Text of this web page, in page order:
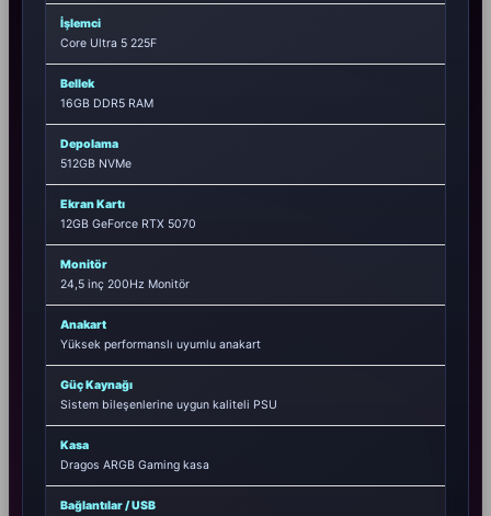
İşlemci
Core Ultra 5 225F
Bellek
16GB DDR5 RAM
Depolama
512GB NVMe
Ekran Kartı
12GB GeForce RTX 5070
Monitör
24,5 inç 200Hz Monitör
Anakart
Yüksek performanslı uyumlu anakart
Güç Kaynağı
Sistem bileşenlerine uygun kaliteli PSU
Kasa
Dragos ARGB Gaming kasa
Bağlantılar / USB